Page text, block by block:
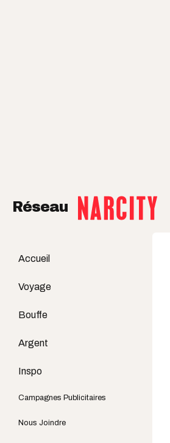
Réseau
Accueil
Voyage
Bouffe
Argent
Inspo
Campagnes Publicitaires
Nous Joindre